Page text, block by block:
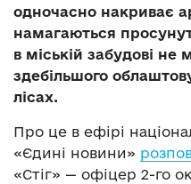
одночасно накриває
намагаються
в міській забудові
здебільшого
лісах.
Про це в ефірі
«Єдині новини»
«Стіг» — офіцер 2-го